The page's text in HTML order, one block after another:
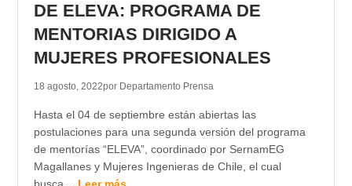
DE ELEVA: PROGRAMA DE
MENTORIAS DIRIGIDO A
MUJERES PROFESIONALES
18 agosto, 2022por Departamento Prensa
Hasta el 04 de septiembre están abiertas las
postulaciones para una segunda versión del programa
de mentorías “ELEVA”, coordinado por SernamEG
Magallanes y Mujeres Ingenieras de Chile, el cual